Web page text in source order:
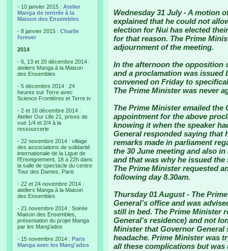
- 10 janvier 2015 : Atelier
Manga de rentrée à la
Maison des Ensembles
- 8 janvier 2015 : Charlie
forever
2014
- 6, 13 et 20 décembre 2014 :
ateliers Manga à la Maison
des Ensembles
- 5 décembre 2014 : 24
heures sur Terre avec
Science Frontières et Terre.tv
- 2 et 16 décembre 2014 :
Atelier Our Life 21, prises de
vue 1/4 et 2/4 à la
ressourcerie
- 22 novembre 2014 : village
des associations de solidarité
internationale de la Ligue de
l'Enseignement, 18 à 22h dans
la salle de spectacle du centre
Tour des Dames, Paris
- 22 et 24 novembre 2014 :
ateliers Manga à la Maison
des Ensembles
- 21 novembre 2014 : Soirée
Maison des Ensembles,
présentation du projet Manga
par les Mang'ados
- 15 novembre 2014 : Paris
Manga avec les Mang'ados
Wednesday 31 July- A motion
explained that he could not
election for Nui has elected
for that reason. The Prime
adjournment of the meeting.
In the afternoon the opposition
and a proclamation was issued
convened on Friday to
The Prime Minister was never
The Prime Minister emailed
appointment for the above
knowing it when the speaker
General responded saying that
remarks made in parliament
the 30 June meeting and also
and that was why he issued
The Prime Minister requested
following day 8.30am.
Thursday 01 August- The
General’s office and was
still in bed. The Prime Minister
General’s residence) and not
Minister that Governor General
headache. Prime Minister was
all these complications but was